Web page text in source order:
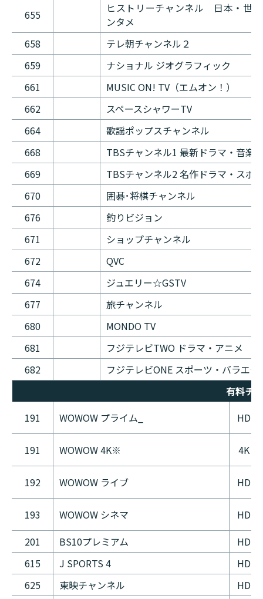
655
ヒストリーチャンネル 日本・世
ンタメ
658
テレ朝チャンネル２
659
ナショナル ジオグラフィック
661
MUSIC ON! TV（エムオン！）
662
スペースシャワーTV
664
歌謡ポップスチャンネル
668
TBSチャンネル1 最新ドラマ・音楽
669
TBSチャンネル2 名作ドラマ・スポ
670
囲碁･将棋チャンネル
676
釣りビジョン
671
ショップチャンネル
672
QVC
674
ジュエリー☆GSTV
677
旅チャンネル
680
MONDO TV
681
フジテレビTWO ドラマ・アニメ
682
フジテレビONE スポーツ・バラエテ
有料チ
191
WOWOW プライム_ HD
191 WOWOW 4K※ 4K
192 WOWOW ライブ HD
193 WOWOW シネマ
HD
201
BS10プレミアム
HD
615
J SPORTS 4
HD
625
東映チャンネル
HD